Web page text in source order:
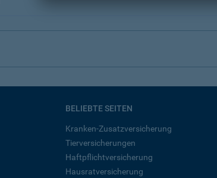
BELIEBTE SEITEN
Kranken-Zusatzversicherung
Tierversicherungen
Haftpflichtversicherung
Hausratversicherung